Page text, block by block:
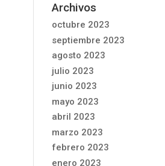
Archivos
octubre 2023
septiembre 2023
agosto 2023
julio 2023
junio 2023
mayo 2023
abril 2023
marzo 2023
febrero 2023
enero 2023